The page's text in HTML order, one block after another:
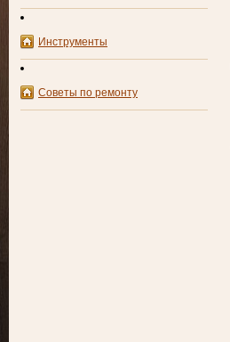
Инструменты
Советы по ремонту